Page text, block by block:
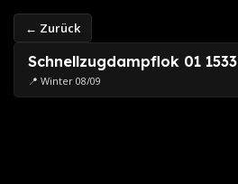
← Zurück
Schnellzugdampflok 01 1533
📍 Winter 08/09